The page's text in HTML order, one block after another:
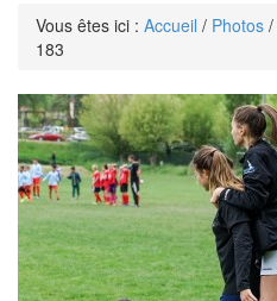
Vous êtes ici : Accueil / Photos /
183